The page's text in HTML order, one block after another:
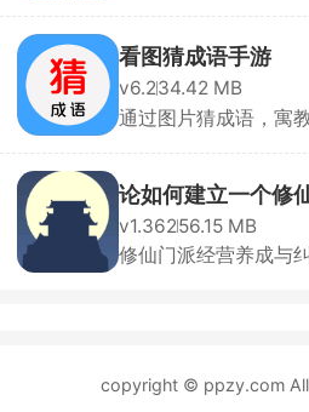
看图猜成语手游
v6.234.42 MB
通过图片猜成语，寓
论如何建立一个修
v1.36256.15 MB
修仙门派经营养成与
copyright © ppzy.com All